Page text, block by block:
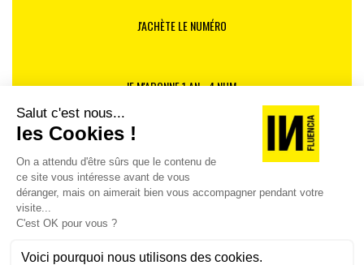
J'ACHÈTE LE NUMÉRO
JE M'ABONNE 1 AN - 4 NUM.
JE DÉCOUVRE LES NUMÉROS PRÉCÉDENTS
Je suis déjà abonné(e) :je consulte la revue en